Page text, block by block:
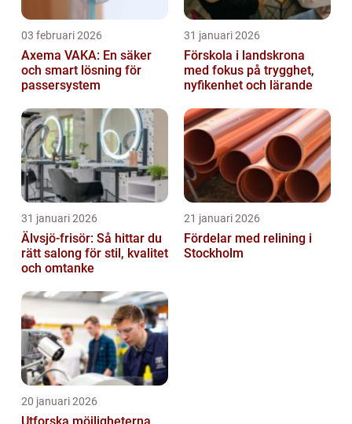
03 februari 2026
Axema VAKA: En säker
och smart lösning för
passersystem
31 januari 2026
Förskola i landskrona
med fokus på trygghet,
nyfikenhet och lärande
31 januari 2026
Älvsjö-frisör: Så hittar du
rätt salong för stil, kvalitet
och omtanke
21 januari 2026
Fördelar med relining i
Stockholm
20 januari 2026
Utforska möjligheterna